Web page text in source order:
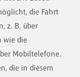
die Fahrt
z. B. über
wie die
Mobiltelefone.
die in diesem